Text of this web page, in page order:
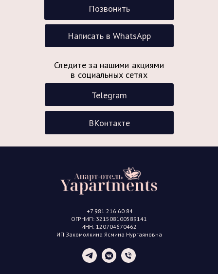
+7 981 216 60 84
‌ОГРНИП: 321508100589141
ИНН: 120704670462
‌ИП Закомолкина Ясмина Нургаяновна